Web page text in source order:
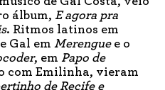
álbum, E agora pra
. Ritmos latinos em
Gal em Merenguee o
, em Papo de
com Emilinha, vieram
de Recife e